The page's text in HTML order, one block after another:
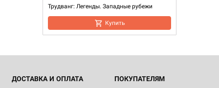
Трудванг: Легенды. Западные рубежи
Купить
ДОСТАВКА И ОПЛАТА ПОКУПАТЕЛЯМ